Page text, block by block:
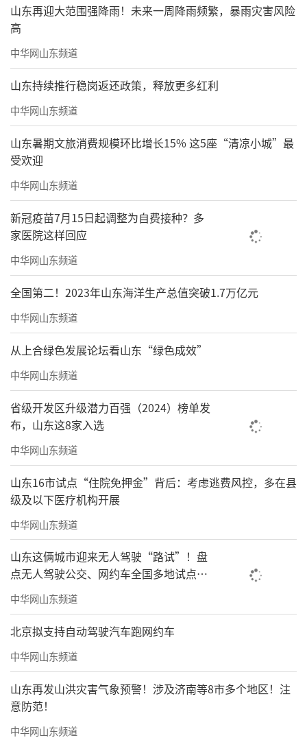
山东再迎大范围强降雨！未来一周降雨频繁，暴雨灾害风险
高
中华网山东频道
山东持续推行稳岗返还政策，释放更多红利
中华网山东频道
山东暑期文旅消费规模环比增长15% 这5座“清凉小城”最
受欢迎
中华网山东频道
新冠疫苗7月15日起调整为自费接种？多
家医院这样回应
中华网山东频道
全国第二！2023年山东海洋生产总值突破1.7万亿元
中华网山东频道
从上合绿色发展论坛看山东“绿色成效”
中华网山东频道
省级开发区升级潜力百强（2024）榜单发
布，山东这8家入选
中华网山东频道
山东16市试点“住院免押金”背后：考虑逃费风控，多在县
级及以下医疗机构开展
中华网山东频道
山东这俩城市迎来无人驾驶“路试”！盘
点无人驾驶公交、网约车全国多地试点之
路
中华网山东频道
北京拟支持自动驾驶汽车跑网约车
中华网山东频道
山东再发山洪灾害气象预警！涉及济南等8市多个地区！注
意防范！
中华网山东频道